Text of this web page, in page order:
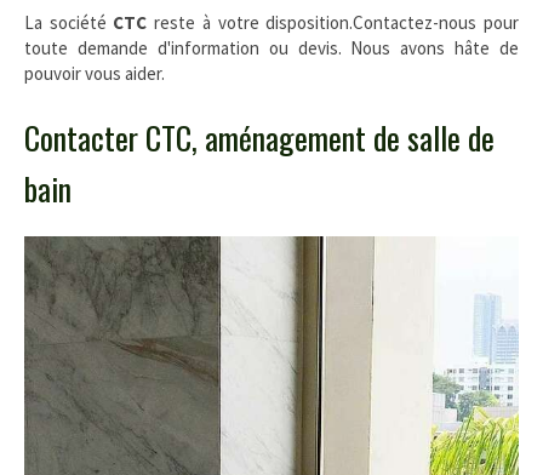
La société CTC reste à votre disposition.Contactez-nous pour
toute demande d'information ou devis. Nous avons hâte de
pouvoir vous aider.
Contacter CTC, aménagement de salle de
bain